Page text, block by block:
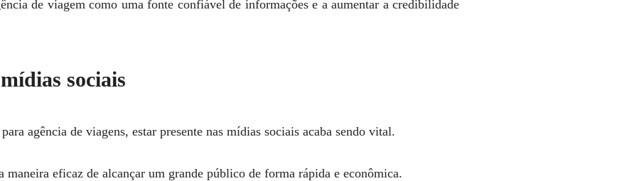
de viagem como uma fonte confiável de informações e a aumentar a credibilidade
sociais
agência de viagens, estar presente nas mídias sociais acaba sendo vital.
maneira eficaz de alcançar um grande público de forma rápida e econômica.